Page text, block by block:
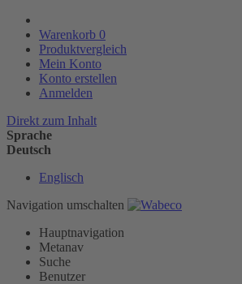
Warenkorb 0
Produktvergleich
Mein Konto
Konto erstellen
Anmelden
Direkt zum Inhalt
Sprache
Deutsch
Englisch
Navigation umschalten
Hauptnavigation
Metanav
Suche
Benutzer